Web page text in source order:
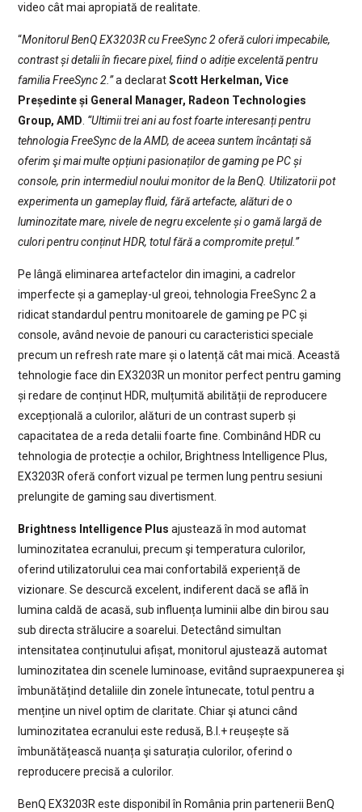
video cât mai apropiată de realitate.
“Monitorul BenQ EX3203R cu FreeSync 2 oferă culori impecabile,
contrast și detalii în fiecare pixel, fiind o adiție excelentă pentru
familia FreeSync 2.”a declaratScott Herkelman, Vice
Președinte și General Manager, Radeon Technologies
Group, AMD. “Ultimii trei ani au fost foarte interesanți pentru
tehnologia FreeSync de la AMD, de aceea suntem încântați să
oferim şi mai multe opțiuni pasionaților de gaming pe PC și
console, prin intermediul noului monitor de la BenQ. Utilizatorii pot
experimenta un gameplay fluid, fără artefacte, alături de o
luminozitate mare, nivele de negru excelente și o gamă largă de
culori pentru conținut HDR, totul fără a compromite prețul.”
Pe lângă eliminarea artefactelor din imagini, a cadrelor
imperfecte și a gameplay-ul greoi, tehnologia FreeSync 2 a
ridicat standardul pentru monitoarele de gaming pe PC și
console, având nevoie de panouri cu caracteristici speciale
precum un refresh rate mare și o latență cât mai mică. Această
tehnologie face din EX3203R un monitor perfect pentru gaming
și redare de conținut HDR, mulțumită abilității de reproducere
excepțională a culorilor, alături de un contrast superb și
capacitatea de a reda detalii foarte fine. Combinând HDR cu
tehnologia de protecție a ochilor, Brightness Intelligence Plus,
EX3203R oferă confort vizual pe termen lung pentru sesiuni
prelungite de gaming sau divertisment.
Brightness Intelligence Plus ajustează în mod automat
luminozitatea ecranului, precum şi temperatura culorilor,
oferind utilizatorului cea mai confortabilă experiență de
vizionare. Se descurcă excelent, indiferent dacă se află în
lumina caldă de acasă, sub influența luminii albe din birou sau
sub directa strălucire a soarelui. Detectând simultan
intensitatea conținutului afișat, monitorul ajustează automat
luminozitatea din scenele luminoase, evitând supraexpunerea şi
îmbunătățind detaliile din zonele întunecate, totul pentru a
menține un nivel optim de claritate. Chiar şi atunci când
luminozitatea ecranului este redusă, B.I.+ reușește să
îmbunătățească nuanța şi saturația culorilor, oferind o
reproducere precisă a culorilor.
BenQ EX3203R este disponibil în România prin partenerii BenQ